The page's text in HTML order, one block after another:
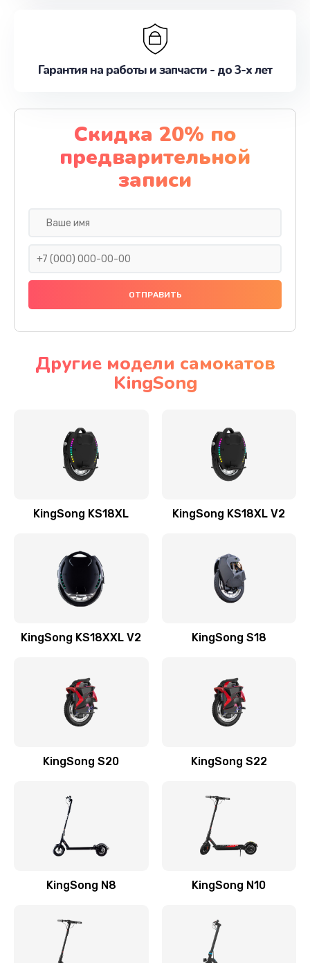
Гарантия на работы и запчасти - до 3-х лет
Скидка 20% по
предварительной
записи
Другие модели самокатов
KingSong
KingSong KS18XL KingSong KS18XL V2
KingSong KS18XXL V2 KingSong S18
KingSong S20 KingSong S22
KingSong N8 KingSong N10